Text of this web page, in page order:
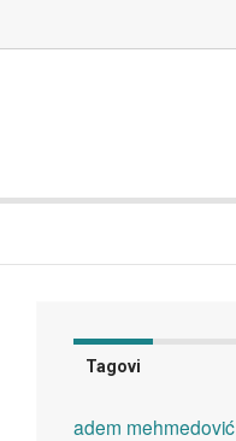
Tagovi
adem mehmedović